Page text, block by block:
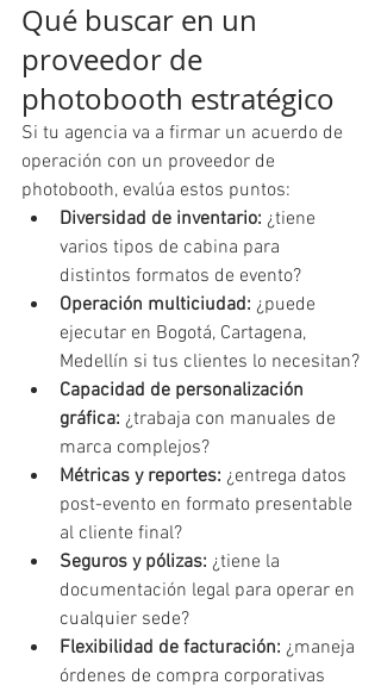
Qué buscar en un
proveedor de
photobooth estratégico
Si tu agencia va a firmar un acuerdo de
operación con un proveedor de
photobooth, evalúa estos puntos:
Diversidad de inventario: ¿tiene
varios tipos de cabina para
distintos formatos de evento?
Operación multiciudad: ¿puede
ejecutar en Bogotá, Cartagena,
Medellín si tus clientes lo necesitan?
Capacidad de personalización
gráfica: ¿trabaja con manuales de
marca complejos?
Métricas y reportes: ¿entrega datos
post-evento en formato presentable
al cliente final?
Seguros y pólizas: ¿tiene la
documentación legal para operar en
cualquier sede?
Flexibilidad de facturación: ¿maneja
órdenes de compra corporativas